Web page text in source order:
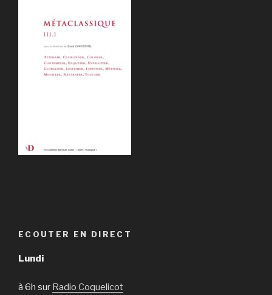
ECOUTER EN DIRECT
Lundi
à 6h sur Radio Coquelicot